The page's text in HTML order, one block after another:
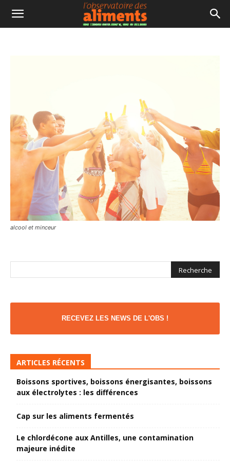
alcool et minceur
RECEVEZ LES NEWS DE L'OBS !
ARTICLES RÉCENTS
Boissons sportives, boissons énergisantes, boissons
aux électrolytes : les différences
Cap sur les aliments fermentés
Le chlordécone aux Antilles, une contamination
majeure inédite